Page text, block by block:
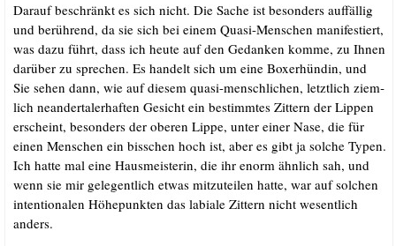
Dar­auf beschränkt es sich nicht. Die Sache ist beson­ders auf­fäl­lig
und berüh­rend, da sie sich bei einem Qua­si-Men­schen mani­fes­tiert,
was dazu führt, dass ich heu­te auf den Gedan­ken kom­me, zu Ihnen
dar­über zu spre­chen. Es han­delt sich um eine Boxer­hün­din, und
Sie sehen dann, wie auf die­sem qua­si-mensch­li­chen, letzt­lich ziem­
lich nean­der­tal­er­haf­ten Gesicht ein bestimm­tes Zit­tern der Lip­pen
erscheint, beson­ders der obe­ren Lip­pe, unter einer Nase, die für
einen Men­schen ein biss­chen hoch ist, aber es gibt ja sol­che Typen.
Ich hat­te mal eine Haus­meis­te­rin, die ihr enorm ähn­lich sah, und
wenn sie mir gele­gent­lich etwas mit­zu­tei­len hat­te, war auf sol­chen
inten­tio­na­len Höhe­punk­ten das labia­le Zit­tern nicht wesent­lich
anders.